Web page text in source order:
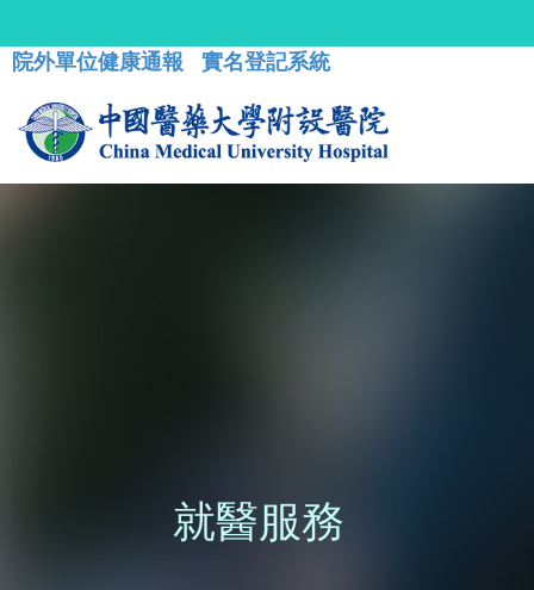
院外單位健康通報 實名登記系統
就醫服務